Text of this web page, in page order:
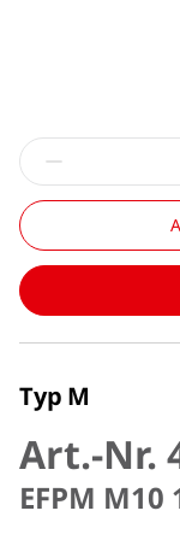
Typ M
Art.-Nr.
EFPM M10